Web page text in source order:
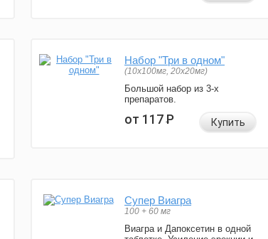
Набор "Три в одном"
(10x100мг, 20x20мг)
Большой набор из 3-х
препаратов.
от 117Р Купить
Супер Виагра
100 + 60 мг
Виагра и Дапоксетин в одной